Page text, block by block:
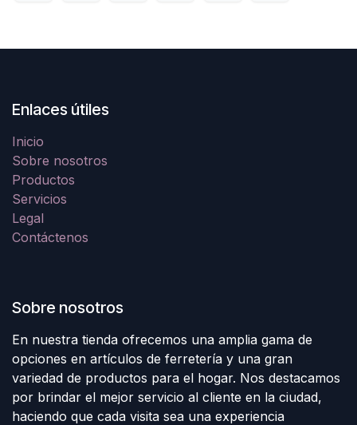
Enlaces útiles
Inicio
Sobre nosotros
Productos
Servicios
Legal
Contáctenos
Sobre nosotros
En nuestra tienda ofrecemos una amplia gama de
opciones en artículos de ferretería y una gran
variedad de productos para el hogar. Nos destacamos
por brindar el mejor servicio al cliente en la ciudad,
haciendo que cada visita sea una experiencia